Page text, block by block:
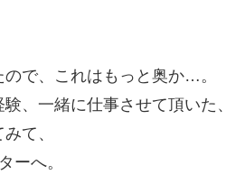
で、これはもっと奥か…。
、一緒に仕事させて頂いた、
て、
ーへ。